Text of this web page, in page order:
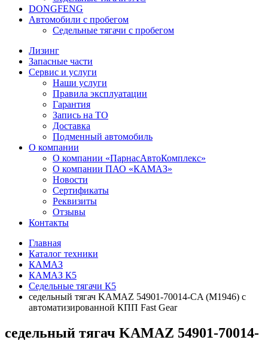
DONGFENG
Автомобили с пробегом
Седельные тягачи с пробегом
Лизинг
Запасные части
Сервис и услуги
Наши услуги
Правила эксплуатации
Гарантия
Запись на ТО
Доставка
Подменный автомобиль
О компании
О компании «ПарнасАвтоКомплекс»
О компании ПАО «КАМАЗ»
Новости
Сертификаты
Реквизиты
Отзывы
Контакты
Главная
Каталог техники
КАМАЗ
КАМАЗ К5
Седельные тягачи К5
седельный тягач KAMAZ 54901-70014-CA (М1946) с
автоматизированной КПП Fast Gear
седельный тягач KAMAZ 54901-70014-